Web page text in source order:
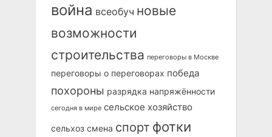
война всеобуч новые
возможности
строительства переговоры в Москве
переговоры о переговорах победа
похороны разрядка напряжённости
сегодня в мире сельское хозяйство
сельхоз смена спорт фотки